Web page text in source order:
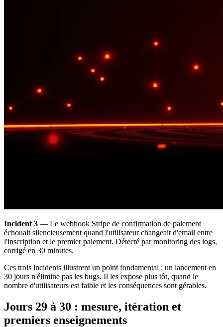
Incident 3 — Le webhook Stripe de confirmation de paiement
échouait silencieusement quand l'utilisateur changeait d'email entre
l'inscription et le premier paiement. Détecté par monitoring des logs,
corrigé en 30 minutes.
Ces trois incidents illustrent un point fondamental : un lancement en
30 jours n'élimine pas les bugs. Il les expose plus tôt, quand le
nombre d'utilisateurs est faible et les conséquences sont gérables.
Jours 29 à 30 : mesure, itération et
premiers enseignements